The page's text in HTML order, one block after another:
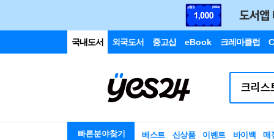
국내도서 외국도서 중고샵 eBook 크레마클럽
빠른분야찾기 베스트 신상품 이벤트 바이백 매